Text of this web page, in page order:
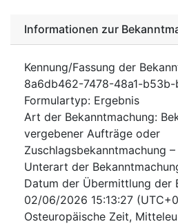
Informationen zur
Kennung/Fassung der
8a6db462-7478-48a1-b53b-
Formulartyp: Ergebnis
Art der Bekanntmachung:
vergebener Aufträge oder
Zuschlagsbekanntmachung
Unterart der
Datum der Übermittlung der
02/06/2026 15:13:27
Osteuropäische Zeit,